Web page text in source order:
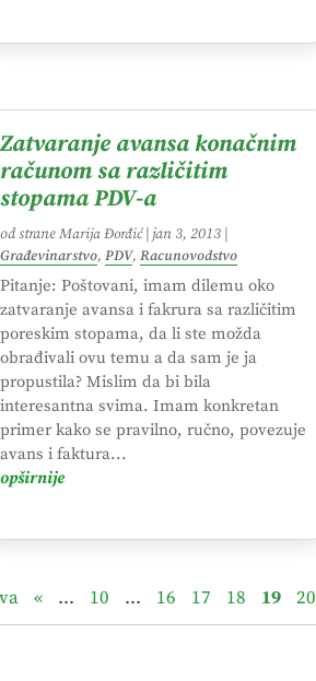
Zatvaranje avansa konačnim
računom sa različitim
stopama PDV-a
od straneMarija Đorđić| jan 3, 2013|
Građevinarstvo, PDV, Racunovodstvo
Pitanje: Poštovani, imam dilemu oko
zatvaranje avansa i fakrura sa različitim
poreskim stopama, da li ste možda
obrađivali ovu temu a da sam je ja
propustila? Mislim da bi bila
interesantna svima. Imam konkretan
primer kako se pravilno, ručno, povezuje
avans i faktura...
opširnije
« ... 10 ... 16 17 18 19 20